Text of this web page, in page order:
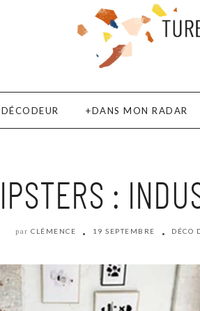
DANS MON RADAR
:
par CLÉMENCE 19 SEPTEMBRE DÉCO